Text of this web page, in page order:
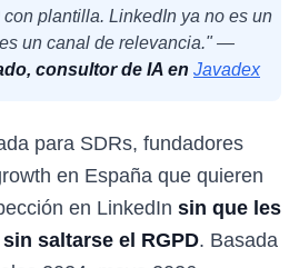
plantilla. LinkedIn ya no es un
un canal de relevancia." —
consultor de IA en Javadex
para SDRs, fundadores
en España que quieren
en LinkedIn sin que les
saltarse el RGPD. Basada